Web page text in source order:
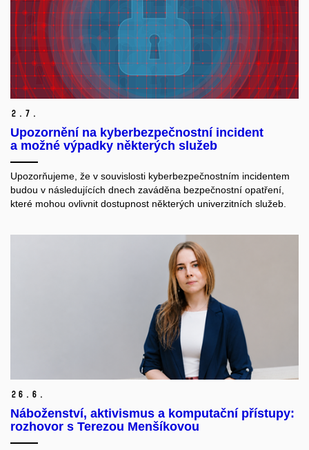
2. 7.
Upozornění na kyberbezpečnostní incident
a možné výpadky některých služeb
Upozorňujeme, že v souvislosti kyberbezpečnostním incidentem
budou v následujících dnech zaváděna bezpečnostní opatření,
které mohou ovlivnit dostupnost některých univerzitních služeb.
26. 6.
Náboženství, aktivismus a komputační přístupy:
rozhovor s Terezou Menšíkovou